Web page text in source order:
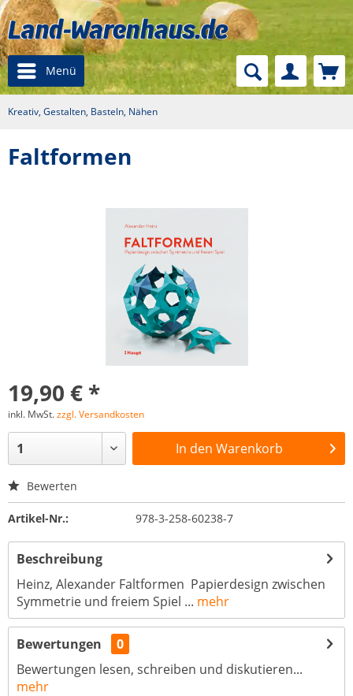
Menü
Kreativ, Gestalten, Basteln, Nähen
Faltformen
19,90 € *
inkl. MwSt.zzgl. Versandkosten
In den Warenkorb
Bewerten
Artikel-Nr.: 978-3-258-60238-7
Beschreibung
Heinz, Alexander Faltformen Papierdesign zwischen
Symmetrie und freiem Spiel ... mehr
Bewertungen
0
Bewertungen lesen, schreiben und diskutieren...
mehr